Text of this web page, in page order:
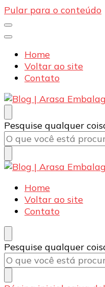
Pular para o conteúdo
Home
Voltar ao site
Contato
Blog | Arasa Embalagens
Confira conteúdos
doces e salgados.
qualidade Arasa. Leia
Procurando
algo?
Pesquise qualquer
Blog | Arasa Embalagens
Confira conteúdos
doces e salgados.
qualidade Arasa. Leia
Home
Voltar ao site
Contato
Procurando
algo?
Pesquise qualquer